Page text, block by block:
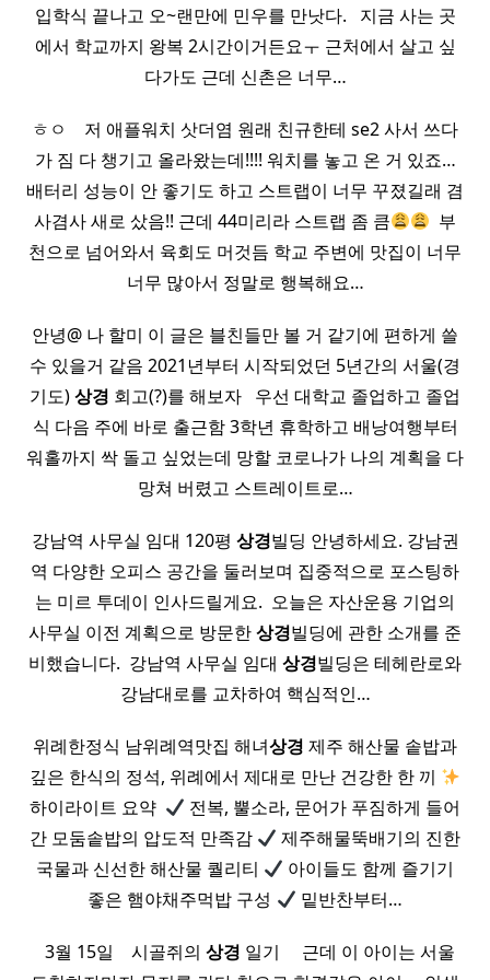
입학식 끝나고 오~랜만에 민우를 만낫다. ​ ​ 지금 사는 곳
에서 학교까지 왕복 2시간이거든요ㅜ 근처에서 살고 싶
다가도 근데 신촌은 너무…
ㅎㅇ ​ ​ ​ 저 애플워치 삿더염 원래 친규한테 se2 사서 쓰다
가 짐 다 챙기고 올라왔는데!!!! 워치를 놓고 온 거 있죠…
배터리 성능이 안 좋기도 하고 스트랩이 너무 꾸졌길래 겸
사겸사 새로 샀음!! 근데 44미리라 스트랩 좀 큼
​ 부
천으로 넘어와서 육회도 머것듬 학교 주변에 맛집이 너무
너무 많아서 정말로 행복해요…
안녕@ 나 할미 이 글은 블친들만 볼 거 같기에 편하게 쓸
수 있을거 같음 2021년부터 시작되었던 5년간의 서울(경
기도)상경 회고(?)를 해보자 ​ ​ 우선 대학교 졸업하고 졸업
식 다음 주에 바로 출근함 3학년 휴학하고 배낭여행부터
워홀까지 싹 돌고 싶었는데 망할 코로나가 나의 계획을 다
망쳐 버렸고 스트레이트로…
강남역 사무실 임대 120평 상경빌딩 안녕하세요. 강남권
역 다양한 오피스 공간을 둘러보며 집중적으로 포스팅하
는 미르 투데이 인사드릴게요. ​ 오늘은 자산운용 기업의
사무실 이전 계획으로 방문한상경빌딩에 관한 소개를 준
비했습니다. ​ 강남역 사무실 임대 상경빌딩은 테헤란로와
강남대로를 교차하여 핵심적인…
위례한정식 남위례역맛집 해녀상경 제주 해산물 솥밥과
깊은 한식의 정석, 위례에서 제대로 만난 건강한 한 끼
하이라이트 요약 ​
전복, 뿔소라, 문어가 푸짐하게 들어
간 모둠솥밥의 압도적 만족감
제주해물뚝배기의 진한
국물과 신선한 해산물 퀄리티
아이들도 함께 즐기기
좋은 햄야채주먹밥 구성
밑반찬부터…
​ ​ 3월 15일 ​ ​ ​ 시골쥐의 상경 일기 ​ ​ ​ ​ 근데 이 아이는 서울